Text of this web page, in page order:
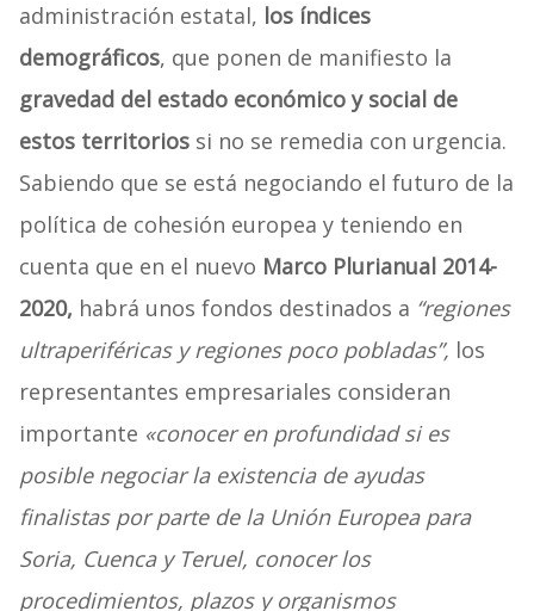
administración estatal, los índices
demográficos, que ponen de manifiesto la
gravedad del estado económico y social de
estos territoriossi no se remedia con urgencia.
Sabiendo que se está negociando el futuro de la
política de cohesión europea y teniendo en
cuenta que en el nuevo Marco Plurianual 2014-
2020, habrá unos fondos destinados a “regiones
ultraperiféricas y regiones poco pobladas”, los
representantes empresariales consideran
importante «conocer en profundidad si es
posible negociar la existencia de ayudas
finalistas por parte de la Unión Europea para
Soria, Cuenca y Teruel, conocer los
procedimientos, plazos y organismos